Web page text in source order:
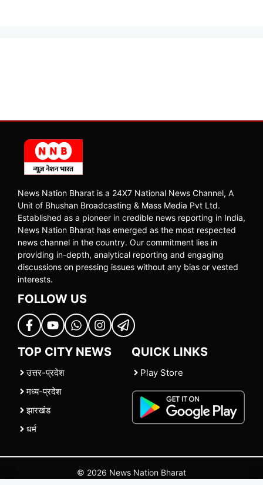
News Nation Bharat is a 24X7 National News Channel, A
Unit of Bhushan Broadcasting & Mass Media Pvt Ltd.
Established as a pioneer in credible news reporting in India,
News Nation Bharat has emerged as the most respected
news channel in the country. Our commitment lies in
providing in-depth, analytical reporting and engaging
discussions on pressing issues without any bias or vested
interests.
FOLLOW US
TOP CITY NEWS
उत्तर-प्रदेश
मध्य-प्रदेश
झारखंड
धर्म
QUICK LINKS
Play Store
© 2026 News Nation Bharat